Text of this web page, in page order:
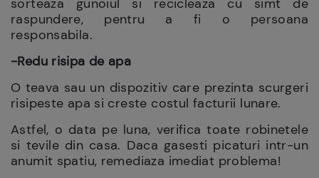
sorteaza gunoiul si recicleaza cu simt de
raspundere, pentru a fi o persoana
responsabila.
-Redu risipa de apa
O teava sau un dispozitiv care prezinta scurgeri
risipeste apa si creste costul facturii lunare.
Astfel, o data pe luna, verifica toate robinetele
si tevile din casa. Daca gasesti picaturi intr-un
anumit spatiu, remediaza imediat problema!